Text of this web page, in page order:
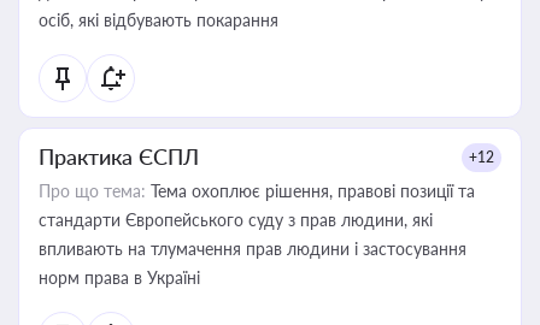
осіб, які відбувають покарання
Практика ЄСПЛ +12
Про що тема: Тема охоплює рішення, правові позиції та
стандарти Європейського суду з прав людини, які
впливають на тлумачення прав людини і застосування
норм права в Україні